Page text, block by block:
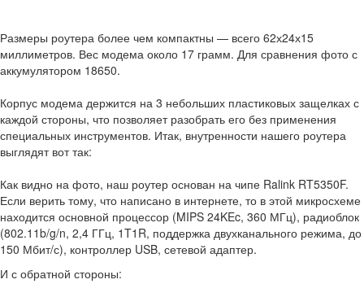
Размеры роутера более чем компактны — всего 62х24х15
миллиметров. Вес модема около 17 грамм. Для сравнения фото с
аккумулятором 18650.
Корпус модема держится на 3 небольших пластиковых защелках с
каждой стороны, что позволяет разобрать его без применения
специальных инструментов. Итак, внутренности нашего роутера
выглядят вот так:
Как видно на фото, наш роутер основан на чипе Ralink RT5350F.
Если верить тому, что написано в интернете, то в этой микросхеме
находится основной процессор (MIPS 24KEc, 360 МГц), радиоблок
(802.11b/g/n, 2,4 ГГц, 1T1R, поддержка двухканального режима, до
150 Мбит/с), контроллер USB, сетевой адаптер.
И с обратной стороны: